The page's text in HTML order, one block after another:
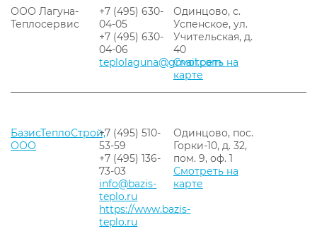
ООО Лагуна-
Теплосервис
+7 (495) 630-
04-05
+7 (495) 630-
04-06
teplolaguna@gmail.com
Одинцово, с.
Успенское, ул.
Учительская, д.
40
Смотреть на
карте
БазисТеплоСтрой,
ООО
+7 (495) 510-
53-59
+7 (495) 136-
73-03
info@bazis-
teplo.ru
https://www.bazis-
teplo.ru
Одинцово, пос.
Горки-10, д. 32,
пом. 9, оф. 1
Смотреть на
карте